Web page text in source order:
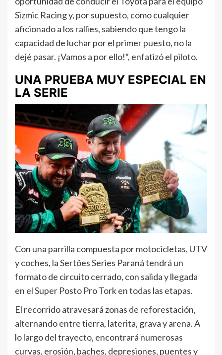
Sizmic Racing y, por supuesto, como cualquier
aficionado a los rallies, sabiendo que tengo la
capacidad de luchar por el primer puesto, no la
dejé pasar. ¡Vamos a por ello!”, enfatizó el piloto.
UNA PRUEBA MUY ESPECIAL EN
LA SERIE
Con una parrilla compuesta por motocicletas, UTV
y coches, la Sertões Series Paraná tendrá un
formato de circuito cerrado, con salida y llegada
en el Super Posto Pro Tork en todas las etapas.
El recorrido atravesará zonas de reforestación,
alternando entre tierra, laterita, grava y arena. A
lo largo del trayecto, encontrará numerosas
curvas, erosión, baches, depresiones, puentes y